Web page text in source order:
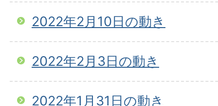
2022年2月10日の動き
2022年2月3日の動き
2022年1月31日の動き